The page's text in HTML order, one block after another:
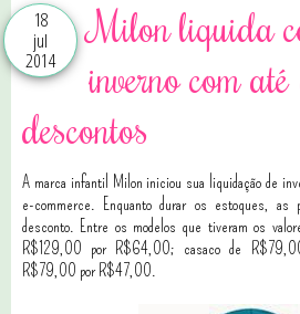
18
jul
2014
Milon liquida
inverno com
descontos
A marca infantil Milon iniciou sua liquidação de
e-commerce. Enquanto durar os estoques,
desconto. Entre os modelos que tiveram os
R$129,00 por R$64,00; casaco de
R$79,00 por R$47,00.